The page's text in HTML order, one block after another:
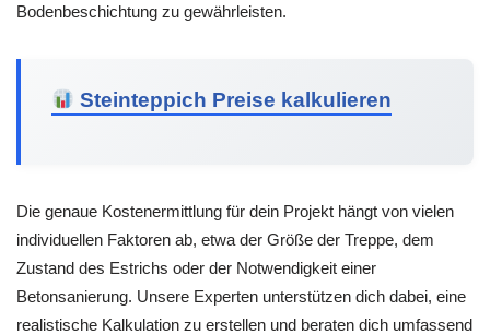
Bodenbeschichtung zu gewährleisten.
Steinteppich Preise kalkulieren
Die genaue Kostenermittlung für dein Projekt hängt von vielen
individuellen Faktoren ab, etwa der Größe der Treppe, dem
Zustand des Estrichs oder der Notwendigkeit einer
Betonsanierung. Unsere Experten unterstützen dich dabei, eine
realistische Kalkulation zu erstellen und beraten dich umfassend